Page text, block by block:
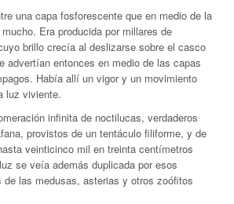
una capa fosforescente que en medio de la
Era producida por millares de
brillo crecía al deslizarse sobre el casco
advertían entonces en medio de las capas
Había allí un vigor y un movimiento
luz viviente.
infinita de noctilucas, verdaderos
provistos de un tentáculo filiforme, y de
veinticinco mil en treinta centímetros
se veía además duplicada por esos
de las medusas, asterias y otros zoófitos